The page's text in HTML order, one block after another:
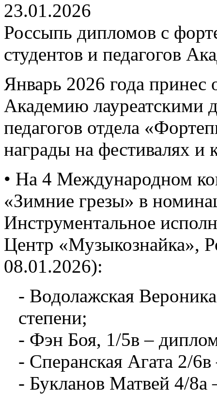
23.01.2026
Россыпь дипломов с
студентов и педагогов
Январь 2026 года принес
Академию лауреатскими
педагогов отдела
награды на фестивалях и
• На 4 Международном
«Зимние грезы» в
Инструментальное
Центр «Музыкознайка»,
08.01.2026):
- Водолажская
степени;
- Фэн Боя, 1/5в –
- Сперанская Агата 2/
- Букланов Матвей 4/8а